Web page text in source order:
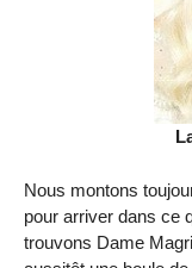
Nous montons
pour arriver dans ce
trouvons Dame